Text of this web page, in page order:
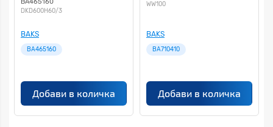
DKD600H60/3
BAKS
BA465160
Добави в количка
WW100
BAKS
BA710410
Добави в количка